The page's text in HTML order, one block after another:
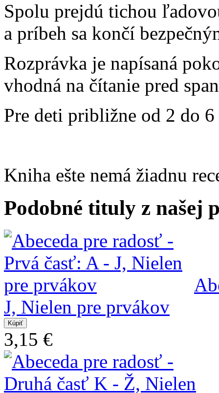
Spolu prejdú tichou
a príbeh sa končí
Rozprávka je napísaná
vhodná na čítanie pred
Pre deti približne od 2 do
Kniha ešte nemá žiadnu
Podobné tituly z našej
J, Nielen pre prvákov
3,15 €